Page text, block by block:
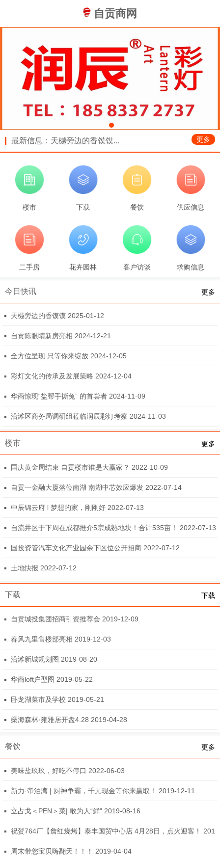
自贡商网
最新信息：天樾旁边的香馍馍... 更多
楼市 下载 餐饮 供应信息
二手房 花卉园林 客户访谈 求购信息
今日快讯 更多
天樾旁边的香馍馍 2025-01-12
自贡陈眼睛新房亮相 2024-12-21
全方位呈现 只等你来绽放 2024-12-05
彩灯文化的传承及发展策略 2024-12-04
华商惊现“盐帮手撕兔” 的首尝者 2024-11-09
沿滩区商务局调研组莅临润辰彩灯考察 2024-11-03
楼市 更多
国庆黄金周结束 自贡楼市谁是大赢家？ 2022-10-09
自贡一金融大厦落位南湖 南湖中芯效应爆发 2022-07-14
中辰锦云府 l 梦想的家，刚刚好 2022-07-13
自流井区于下周在成都推介5宗成熟地块！合计535亩！ 2022-07-13
国投资管汽车文化产业园余下区位公开招商 2022-07-12
土地快报 2022-07-12
下载 下载
自贡城投集团招商引资推荐会 2019-12-09
春风九里售楼部亮相 2019-12-03
沿滩新城规划图 2019-08-20
华商loft户型图 2019-05-22
卧龙湖菜市及学校 2019-05-21
燊海森林·雍雅居开盘4.28 2019-04-28
餐饮 更多
美味盐玖玖，好吃不停口 2022-06-03
新力·帝泊湾 | 厨神争霸，千元现金等你来赢取！ 2019-12-11
立占戈＜PEN＞菜| 敢为人“鲜” 2019-08-16
祝贺764厂【詹红烧烤】泰丰国贸中心店 4月28日，点火迎客！ 201
9-04-23
周末带您宝贝嗨翻天！！！ 2019-04-04